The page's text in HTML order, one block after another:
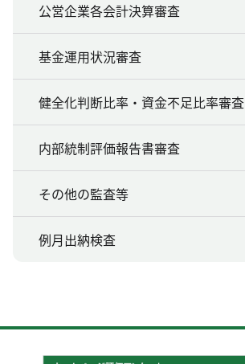
公営企業各会計決算審査
基金運用状況審査
健全化判断比率・資金不足比率審査
内部統制評価報告書審査
その他の監査等
例月出納検査